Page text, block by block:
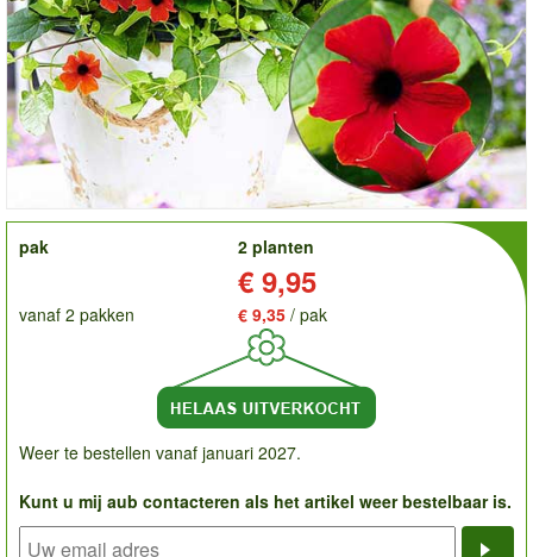
order
pak
2 planten
€ 9,95
vanaf 2 pakken € 9,35 / pak
Weer te bestellen vanaf januari 2027.
Kunt u mij aub contacteren als het artikel weer bestelbaar is.